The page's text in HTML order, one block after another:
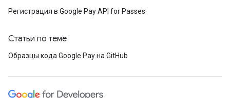
Регистрация в Google Pay API for Passes
Статьи по теме
Образцы кода Google Pay на GitHub